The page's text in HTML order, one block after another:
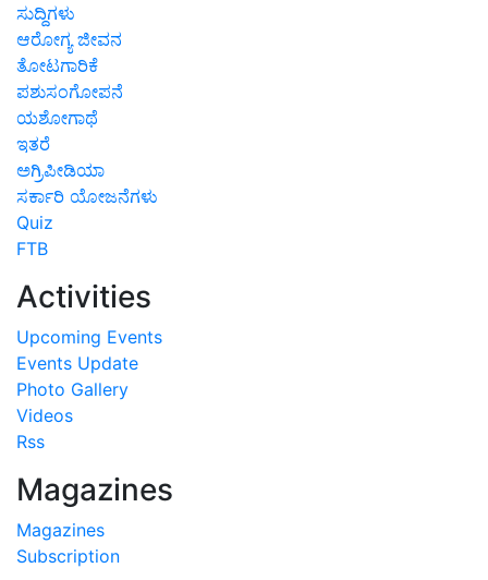
ಸುದ್ದಿಗಳು
ಆರೋಗ್ಯ ಜೀವನ
ತೋಟಗಾರಿಕೆ
ಪಶುಸಂಗೋಪನೆ
ಯಶೋಗಾಥೆ
ಇತರೆ
ಅಗ್ರಿಪೀಡಿಯಾ
ಸರ್ಕಾರಿ ಯೋಜನೆಗಳು
Quiz
FTB
Activities
Upcoming Events
Events Update
Photo Gallery
Videos
Rss
Magazines
Magazines
Subscription